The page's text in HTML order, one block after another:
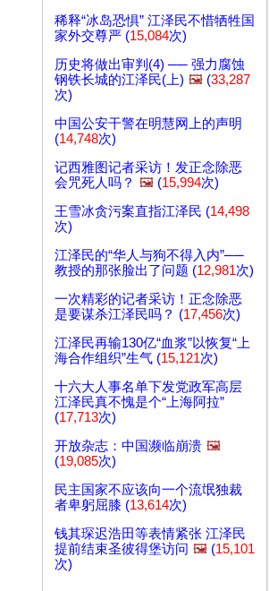
稀释“冰岛恐惧” 江泽民不惜牺牲国
家外交尊严 (15,084次)
历史将做出审判(4) ── 强力腐蚀
钢铁长城的江泽民(上) 🖼️ (33,287
次)
中国公安干警在明慧网上的声明
(14,748次)
记西雅图记者采访！发正念除恶
会咒死人吗？ 🖼️ (15,994次)
王雪冰贪污案直指江泽民 (14,498
次)
江泽民的“华人与狗不得入内”──
教授的那张脸出了问题 (12,981次)
一次精彩的记者采访！正念除恶
是要谋杀江泽民吗？ (17,456次)
江泽民再输130亿“血浆”以恢复“上
海合作组织”生气 (15,121次)
十六大人事名单下发党政军高层
江泽民真不愧是个“上海阿拉”
(17,713次)
开放杂志：中国濒临崩溃 🖼️
(19,085次)
民主国家不应该向一个流氓独裁
者卑躬屈膝 (13,614次)
钱其琛迟浩田等表情紧张 江泽民
提前结束圣彼得堡访问 🖼️ (15,101
次)